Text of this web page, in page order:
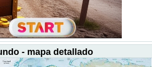
- mapa detallado